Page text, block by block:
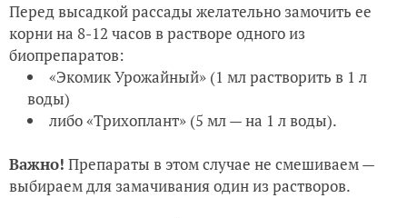
Перед высадкой рассады желательно замочить ее
корни на 8-12 часов в растворе одного из
биопрепаратов:
«Экомик Урожайный» (1 мл растворить в 1 л
воды)
либо «Трихоплант» (5 мл — на 1 л воды).
Важно! Препараты в этом случае не смешиваем —
выбираем для замачивания один из растворов.